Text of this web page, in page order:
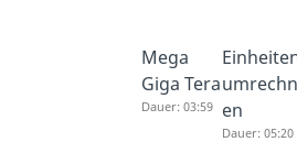
Mega
Giga Tera
Dauer: 03:59
umrechn
en
Dauer: 05:20